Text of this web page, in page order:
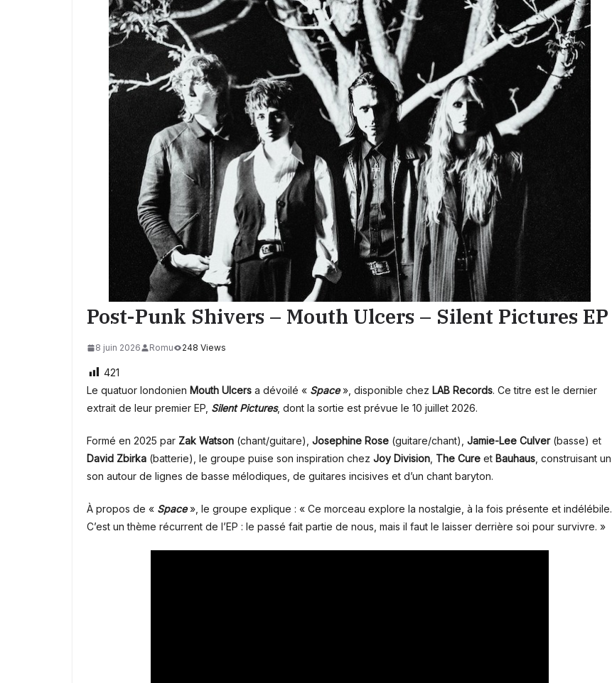
Post-Punk Shivers – Mouth Ulcers – Silent Pictures EP
8 juin 2026 Romu 248 Views
421
Le quatuor londonien Mouth Ulcers a dévoilé « Space», disponible chez LAB Records. Ce titre est le dernier
extrait de leur premier EP, Silent Pictures, dont la sortie est prévue le 10 juillet 2026.
Formé en 2025 par Zak Watson (chant/guitare), Josephine Rose (guitare/chant), Jamie-Lee Culver(basse) et
David Zbirka (batterie), le groupe puise son inspiration chez Joy Division The Cure et Bauhaus , construisant un
son autour de lignes de basse mélodiques, de guitares incisives et d’un chant baryton.
À propos de « Space», le groupe explique : « Ce morceau explore la nostalgie, à la fois présente et indélébile.
C’est un thème récurrent de l’EP : le passé fait partie de nous, mais il faut le laisser derrière soi pour survivre. »